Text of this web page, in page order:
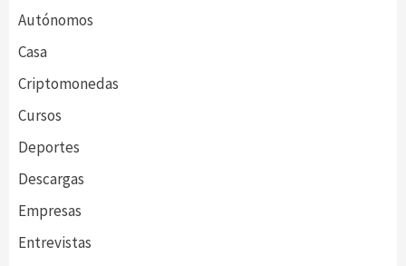
Autónomos
Casa
Criptomonedas
Cursos
Deportes
Descargas
Empresas
Entrevistas